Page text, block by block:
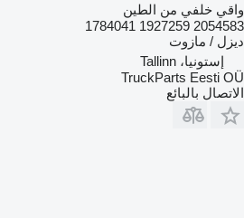
واقي خلفي من الطين
2054583 1927259 1784041
ديزل / مازوت
إستونيا، Tallinn
TruckParts Eesti OÜ
الاتصال بالبائع